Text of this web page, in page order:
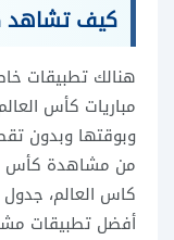
كيف تشاهد
هنالك تطبيقات
مباريات كأس
وبوقتها وبدون
من مشاهدة كأس
كاس العالم، جدول
أفضل تطبيقات